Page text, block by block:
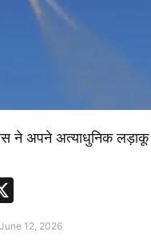
ने अपने अत्याधुनिक लड़ाकू
June 12, 2026